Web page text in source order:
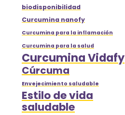
biodisponibilidad
Curcumina nanofy
Curcumina para la inflamación
Curcumina para la salud
Curcumina Vidafy
Cúrcuma
Envejecimiento saludable
Estilo de vida
saludable